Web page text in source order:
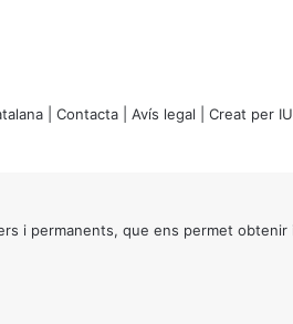
| Contacta Avís legal | Creat per
i permanents, que ens permet